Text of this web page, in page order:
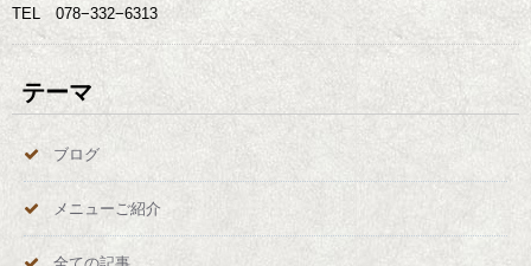
TEL 078−332−6313
テーマ
ブログ
メニューご紹介